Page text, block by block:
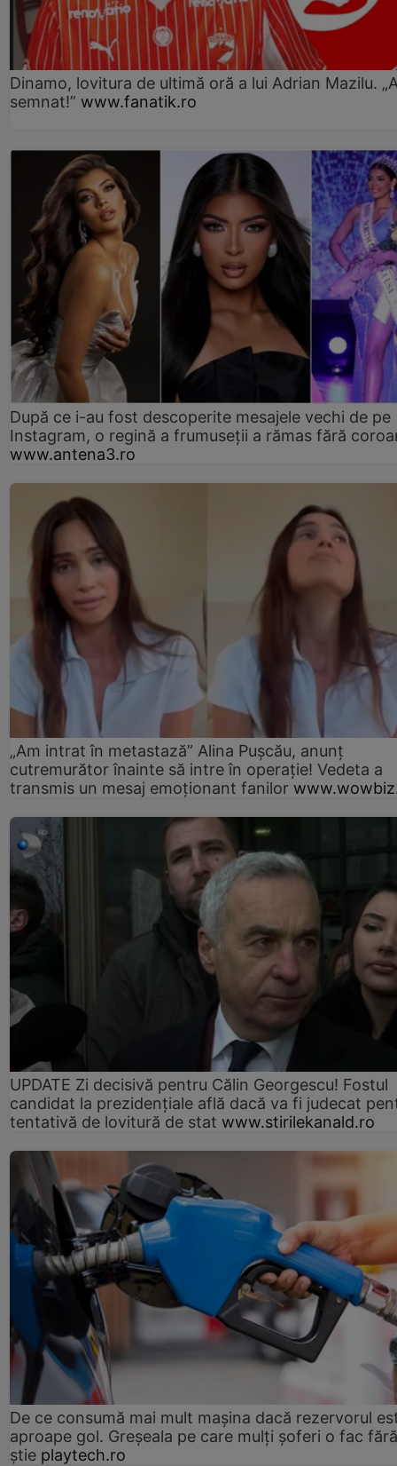
Dinamo, lovitura de ultimă oră a lui Adrian Mazilu.
semnat!” www.fanatik.ro
După ce i-au fost descoperite mesajele vechi de pe
Instagram, o regină a frumuseții a rămas fără
www.antena3.ro
„Am intrat în metastază” Alina Pușcău, anunț
cutremurător înainte să intre în operație! Vedeta a
transmis un mesaj emoționant fanilor
UPDATE Zi decisivă pentru Călin Georgescu! Fostul
candidat la prezidențiale află dacă va fi judecat
tentativă de lovitură de stat www.stirilekanald.ro
De ce consumă mai mult mașina dacă rezervorul
aproape gol. Greșeala pe care mulți șoferi o fac
știe playtech.ro